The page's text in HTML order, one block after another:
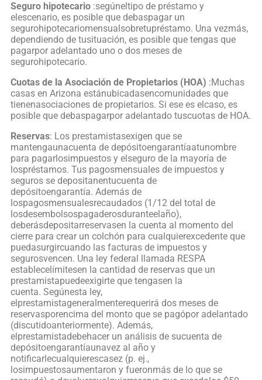
Seguro hipotecario :segúneltipo de préstamo y
elescenario, es posible que debaspagar un
segurohipotecariomensualsobretupréstamo. Una vezmás,
dependiendo de tusituación, es posible que tengas que
pagarpor adelantado uno o dos meses de
segurohipotecario.
Cuotas de la Asociación de Propietarios (HOA) :Muchas
casas en Arizona estánubicadasencomunidades que
tienenasociaciones de propietarios. Si ese es elcaso, es
posible que debaspagarpor adelantado tuscuotas de HOA.
Reservas: Los prestamistasexigen que se
mantengaunacuenta de depósitoengarantíaatunombre
para pagarlosimpuestos y elseguro de la mayoría de
lospréstamos. Tus pagosmensuales de impuestos y
seguros se depositanentucuenta de
depósitoengarantía. Además de
lospagosmensualesrecaudados (1/12 del total de
losdesembolsospagaderosduranteelaño),
deberásdepositarreservasen la cuenta al momento del
cierre para crear un colchón para cualquierexcedente que
puedasurgircuando las facturas de impuestos y
segurosvencen. Una ley federal llamada RESPA
establecelímitesen la cantidad de reservas que un
prestamistapuedeexigirte que tengasen la
cuenta. Segúnesta ley,
elprestamistageneralmenterequerirá dos meses de
reservasporencima del monto que se pagópor adelantado
(discutidoanteriormente). Además,
elprestamistadebehacer un análisis de sucuenta de
depósitoengarantíaunavez al año y
notificarlecualquierescasez (p. ej.,
losimpuestosaumentaron y fueronmás de lo que se